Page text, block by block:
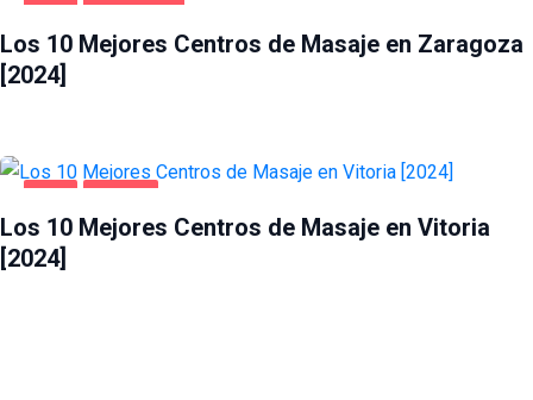
Los 10 Mejores Centros de Masaje en Zaragoza
[2024]
Los 10 Mejores Centros de Masaje en Vitoria
[2024]